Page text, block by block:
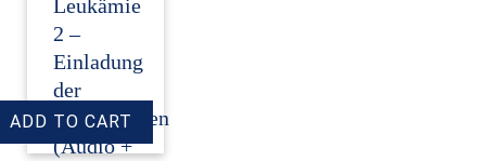
Leukämie
2 –
Einladung
der
Stammzellen
(Audio +